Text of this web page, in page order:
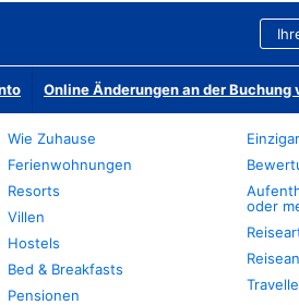
Online Änderungen an der Buchung
Wie Zuhause
Ferienwohnungen
Resorts
Villen
Hostels
Bed & Breakfasts
Pensionen
oder